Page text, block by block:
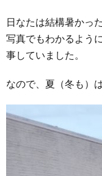
日なたは結構暑かっ
写真でもわかるよう
事していました。
なので、夏（冬も）